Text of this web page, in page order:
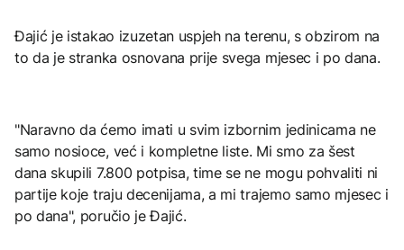
Đajić je istakao izuzetan uspjeh na terenu, s obzirom na
to da je stranka osnovana prije svega mjesec i po dana.
"Naravno da ćemo imati u svim izbornim jedinicama ne
samo nosioce, već i kompletne liste. Mi smo za šest
dana skupili 7.800 potpisa, time se ne mogu pohvaliti ni
partije koje traju decenijama, a mi trajemo samo mjesec i
po dana", poručio je Đajić.